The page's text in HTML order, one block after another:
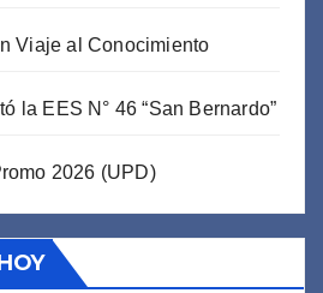
Viaje al Conocimiento
la EES N° 46 “San Bernardo”
2026 (UPD)